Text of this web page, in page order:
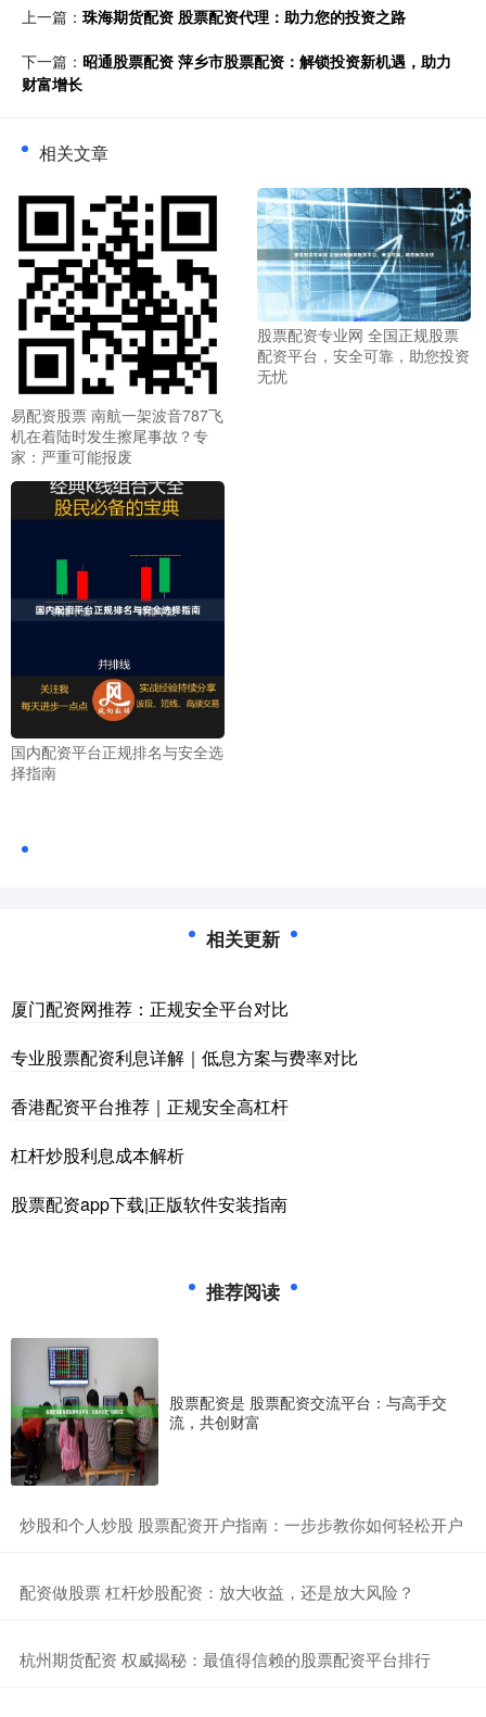
上一篇： 珠海期货配资 股票配资代理：助力您的投资之路
下一篇： 昭通股票配资 萍乡市股票配资：解锁投资新机遇，助力
财富增长
相关文章
易配资股票 南航一架波音787飞
机在着陆时发生擦尾事故？专
家：严重可能报废
股票配资专业网 全国正规股票
配资平台，安全可靠，助您投资
无忧
国内配资平台正规排名与安全选
择指南
相关更新
厦门配资网推荐：正规安全平台对比
专业股票配资利息详解｜低息方案与费率对比
香港配资平台推荐｜正规安全高杠杆
杠杆炒股利息成本解析
股票配资app下载|正版软件安装指南
推荐阅读
股票配资是 股票配资交流平台：与高手交
流，共创财富
​炒股和个人炒股 股票配资开户指南：一步步教你如何轻松开户
​配资做股票 杠杆炒股配资：放大收益，还是放大风险？
​杭州期货配资 权威揭秘：最值得信赖的股票配资平台排行